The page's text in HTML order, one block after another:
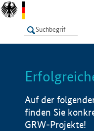
LISTE
Auf der
finden Sie
GRW-Projekte!